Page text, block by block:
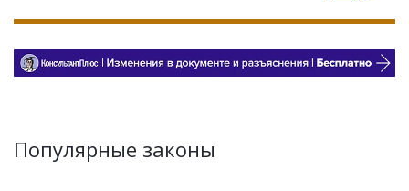
Популярные законы